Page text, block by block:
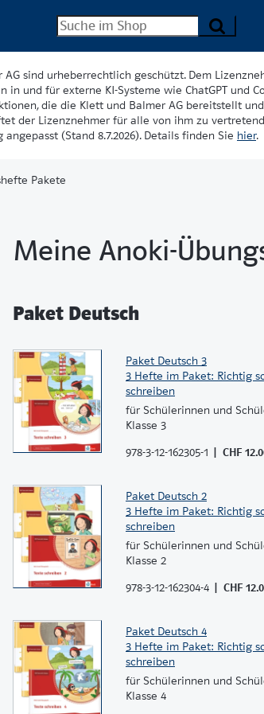
sind urheberrechtlich geschützt. Dem
und für externe KI-Systeme wie ChatGPT und
die die Klett und Balmer AG bereitstellt
der Lizenznehmer für alle von ihm zu
(Stand 8.7.2026). Details finden Sie hier.
Pakete
Meine Anoki-
Paket Deutsch
Paket Deutsch 3
3 Hefte im Paket: Richtig
schreiben
für Schülerinnen und
Klasse 3
978-3-12-162305-1
CHF
Paket Deutsch 2
3 Hefte im Paket: Richtig
schreiben
für Schülerinnen und
Klasse 2
978-3-12-162304-4
CHF
Paket Deutsch 4
3 Hefte im Paket: Richtig
schreiben
für Schülerinnen und
Klasse 4